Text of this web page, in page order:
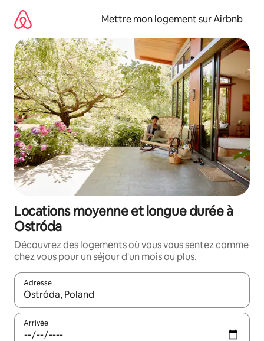
directement
contenu
Mettre mon logement sur Airbnb
Locations moyenne et longue durée à
Ostróda
Découvrez des logements où vous vous sentez comme
chez vous pour un séjour d'un mois ou plus.
Adresse
Lorsque les résultats s'affichent, utilisez les flèches vers le
Arrivée